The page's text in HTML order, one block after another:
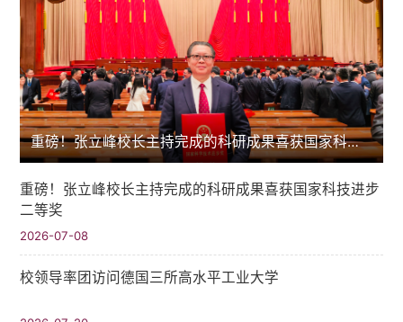
重磅！张立峰校长主持完成的科研成果喜获国家科技进步二等奖
重磅！张立峰校长主持完成的科研成果喜获国家科技进步
二等奖
2026-07-08
校领导率团访问德国三所高水平工业大学